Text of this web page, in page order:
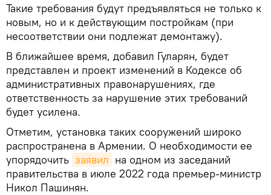
Такие требования будут предъявляться не только к
новым, но и к действующим постройкам (при
несоответствии они подлежат демонтажу).
В ближайшее время, добавил Гуларян, будет
представлен и проект изменений в Кодексе об
административных правонарушениях, где
ответственность за нарушение этих требований
будет усилена.
Отметим, установка таких сооружений широко
распространена в Армении. О необходимости ее
упорядочить заявил на одном из заседаний
правительства в июле 2022 года премьер-министр
Никол Пашинян.